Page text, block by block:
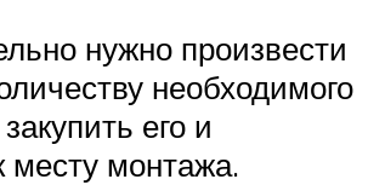
нужно произвести
необходимого
его и
месту монтажа.